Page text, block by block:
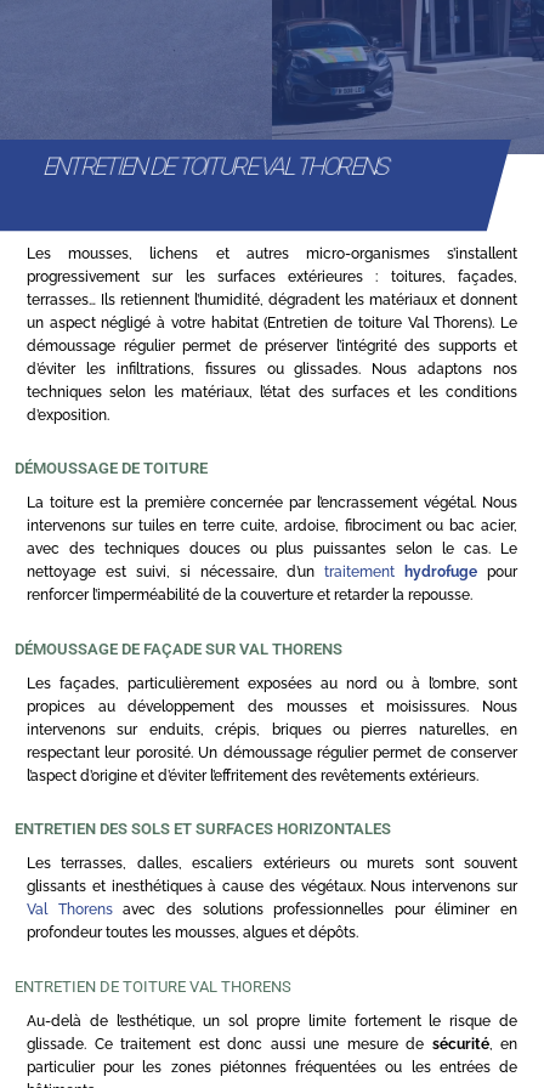
ENTRETIEN DE TOITURE VAL THORENS
Les mousses, lichens et autres micro-organismes s’installent
progressivement sur les surfaces extérieures : toitures, façades,
terrasses… Ils retiennent l’humidité, dégradent les matériaux et donnent
un aspect négligé à votre habitat (Entretien de toiture Val Thorens). Le
démoussage régulier permet de préserver l’intégrité des supports et
d’éviter les infiltrations, fissures ou glissades. Nous adaptons nos
techniques selon les matériaux, l’état des surfaces et les conditions
d’exposition.
DÉMOUSSAGE DE TOITURE
La toiture est la première concernée par l’encrassement végétal. Nous
intervenons sur tuiles en terre cuite, ardoise, fibrociment ou bac acier,
avec des techniques douces ou plus puissantes selon le cas. Le
nettoyage est suivi, si nécessaire, d’untraitement hydrofuge pour
renforcer l’imperméabilité de la couverture et retarder la repousse.
DÉMOUSSAGE DE FAÇADE SUR VAL THORENS
Les façades, particulièrement exposées au nord ou à l’ombre, sont
propices au développement des mousses et moisissures. Nous
intervenons sur enduits, crépis, briques ou pierres naturelles, en
respectant leur porosité. Un démoussage régulier permet de conserver
l’aspect d’origine et d’éviter l’effritement des revêtements extérieurs.
ENTRETIEN DES SOLS ET SURFACES HORIZONTALES
Les terrasses, dalles, escaliers extérieurs ou murets sont souvent
glissants et inesthétiques à cause des végétaux. Nous intervenons sur
Val Thorensavec des solutions professionnelles pour éliminer en
profondeur toutes les mousses, algues et dépôts.
ENTRETIEN DE TOITURE VAL THORENS
Au-delà de l’esthétique, un sol propre limite fortement le risque de
glissade. Ce traitement est donc aussi une mesure de sécurité, en
particulier pour les zones piétonnes fréquentées ou les entrées de